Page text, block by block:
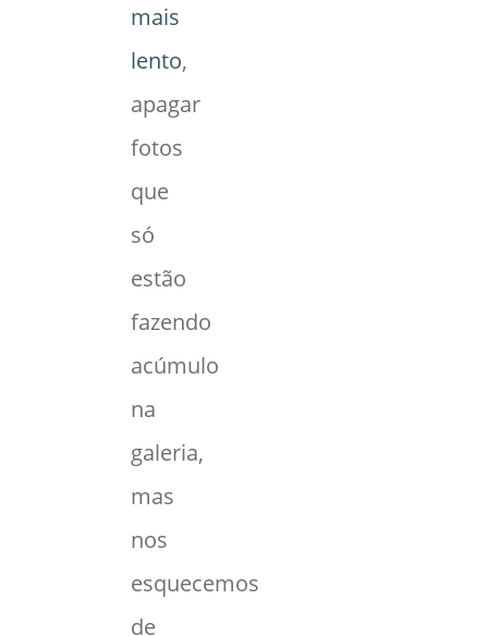
mais
lento,
apagar
fotos
que
só
estão
fazendo
acúmulo
na
galeria,
mas
nos
esquecemos
de